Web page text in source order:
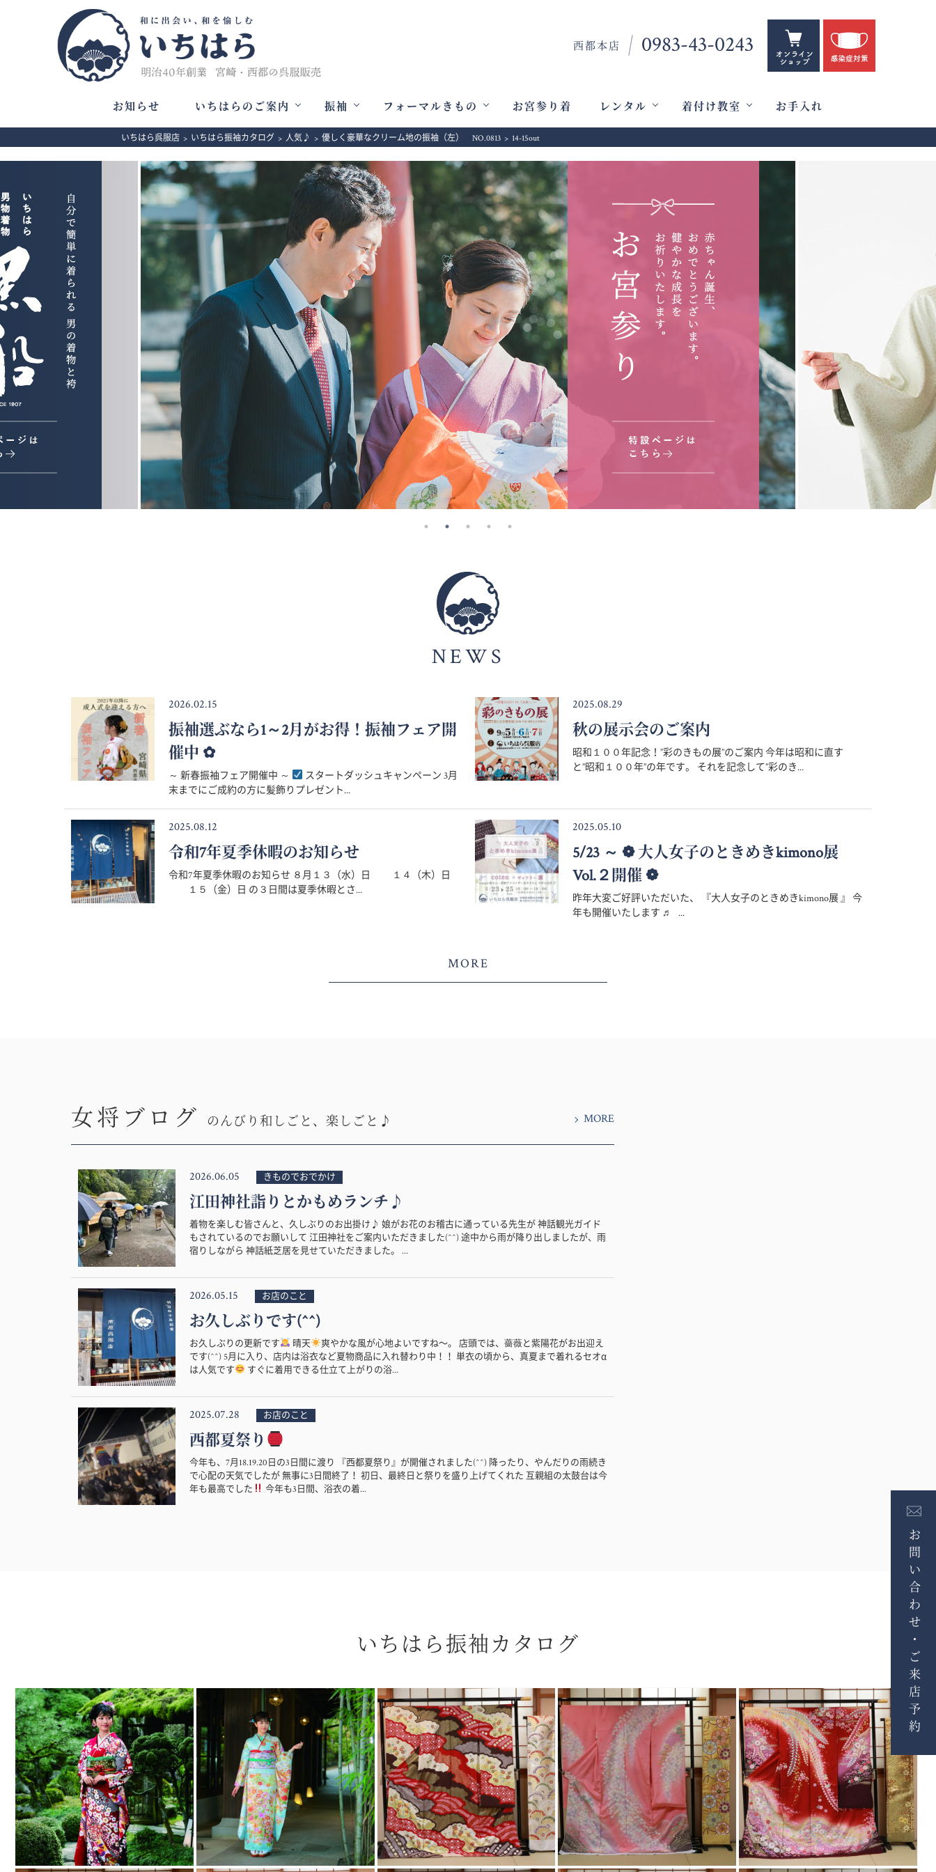
西都本店 0983-43-0243
お知らせ いちはらのご案内 振袖 フォーマルきもの お宮参り着 レンタル 着付け教室 お手入れ
いちはら呉服店 > いちはら振袖カタログ > 人気♪ > 優しく豪華なクリーム地の振袖（左） NO.0813 > 14-15out
NEWS
2026.02.15
振袖選ぶなら1～2月がお得！振袖フェア開
催中 ✿
～ 新春振袖フェア開催中 ～
スタートダッシュキャンペーン 3月
末までにご成約の方に髪飾りプレゼント...
2025.08.29
秋の展示会のご案内
昭和１００年記念！”彩のきもの展”のご案内 今年は昭和に直す
と”昭和１００年”の年です。 それを記念して”彩のき...
2025.08.12
令和7年夏季休暇のお知らせ
令和7年夏季休暇のお知らせ ８月１３（水）日 １４（木）日
１５（金）日 の３日間は夏季休暇とさ...
2025.05.10
5/23 ～ ❁ 大人女子のときめきkimono展
Vol.２開催 ❁
昨年大変ご好評いただいた、 『大人女子のときめきkimono展 』 今
年も開催いたします ♬ ...
MORE
女将ブログ のんびり和しごと、楽しごと♪ MORE
2026.06.05 きものでおでかけ
江田神社詣りとかもめランチ♪
着物を楽しむ皆さんと、久しぶりのお出掛け♪ 娘がお花のお稽古に通っている先生が 神話観光ガイド
もされているのでお願いして 江田神社をご案内いただきました(^^) 途中から雨が降り出しましたが、雨
宿りしながら 神話紙芝居を見せていただきました。 ...
2026.05.15 お店のこと
お久しぶりです(^^)
お久しぶりの更新です 晴天
爽やかな風が心地よいですね〜。 店頭では、薔薇と紫陽花がお出迎え
です(^^) 5月に入り、店内は浴衣など夏物商品に入れ替わり中！！ 単衣の頃から、真夏まで着れるセオα
は人気です
すぐに着用できる仕立て上がりの浴...
2025.07.28 お店のこと
西都夏祭り
今年も、7月18.19.20日の3日間に渡り 『西都夏祭り』が開催されました(^^) 降ったり、やんだりの雨続き
で心配の天気でしたが 無事に3日間終了！ 初日、最終日と祭りを盛り上げてくれた 互親組の太鼓台は今
年も最高でした
今年も3日間、浴衣の着...
いちはら振袖カタログ お問い合わせ・ご来店予約